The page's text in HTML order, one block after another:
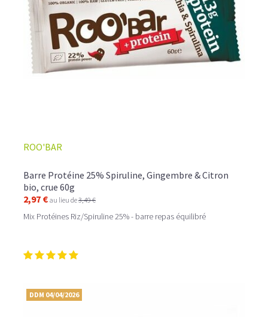
ROO'BAR
Barre Protéine 25% Spiruline, Gingembre & Citron
bio, crue 60g
2,97 € au lieu de3,49 €
Mix Protéines Riz/Spiruline 25% - barre repas équilibré
DDM 04/04/2026